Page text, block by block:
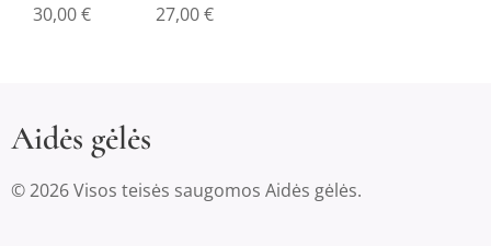
30,00€ 27,00€
Aidės gėlės
© 2026 Visos teisės saugomos Aidės gėlės.